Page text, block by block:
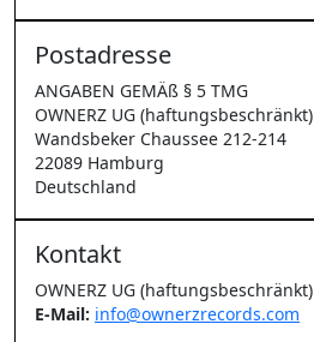
Postadresse
ANGABEN GEMÄß § 5 TMG
OWNERZ UG (haftungsbeschränkt)
Wandsbeker Chaussee 212-214
22089 Hamburg
Deutschland
Kontakt
OWNERZ UG (haftungsbeschränkt)
E-Mail: info@ownerzrecords.com